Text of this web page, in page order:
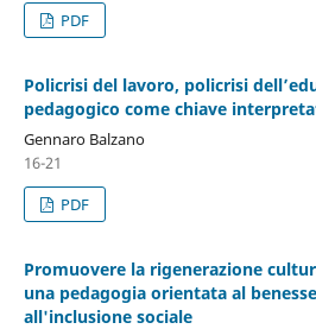
PDF
Policrisi del lavoro, policrisi
pedagogico come chiave
Gennaro Balzano
16-21
PDF
Promuovere la rigenerazione
una pedagogia orientata al
all'inclusione sociale